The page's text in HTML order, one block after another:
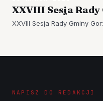
XXVIII Sesja
XXVIII Sesja Rady Gminy
NAPISZ DO REDAKCJI